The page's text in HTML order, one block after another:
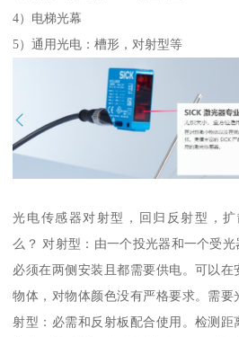
4）电梯光幕
5）通用光电：槽形，对射型等
光电传感器对射型，回归反射型，
么？ 对射型：由一个投光器和一个受光
必须在两侧安装且都需要供电。可以
物体，对物体颜色没有严格要求。需要
射型：必需和反射板配合使用。检测距